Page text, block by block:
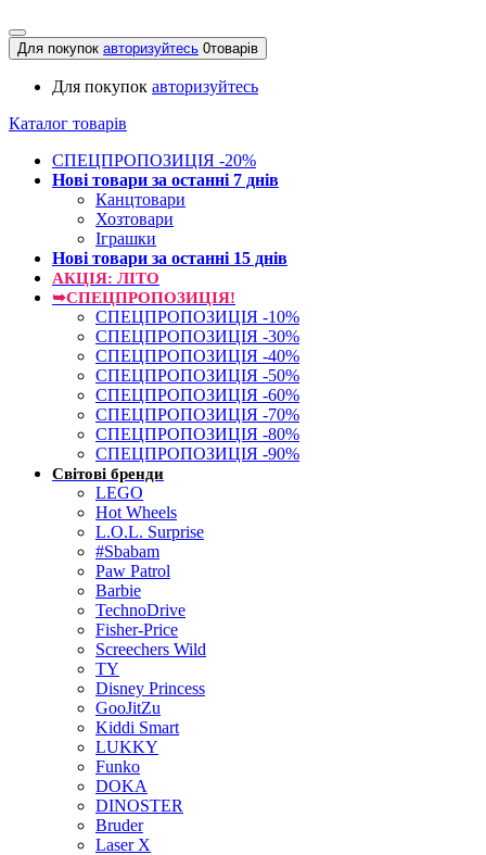
Для покупок авторизуйтесь 0товарів
Для покупок авторизуйтесь
Каталог товарів
СПЕЦПРОПОЗИЦІЯ -20%
Нові товари за останнi 7 днiв
Канцтовари
Хозтовари
Іграшки
Нові товари за останнi 15 днiв
АКЦІЯ: ЛІТО
➥СПЕЦПРОПОЗИЦІЯ!
СПЕЦПРОПОЗИЦІЯ -10%
СПЕЦПРОПОЗИЦІЯ -30%
СПЕЦПРОПОЗИЦІЯ -40%
СПЕЦПРОПОЗИЦІЯ -50%
СПЕЦПРОПОЗИЦІЯ -60%
СПЕЦПРОПОЗИЦІЯ -70%
СПЕЦПРОПОЗИЦІЯ -80%
СПЕЦПРОПОЗИЦІЯ -90%
Світові бренди
LEGO
Hot Wheels
L.O.L. Surprise
#Sbabam
Paw Patrol
Barbie
TechnoDrive
Fisher-Price
Screechers Wild
TY
Disney Princess
GooJitZu
Kiddi Smart
LUKKY
Funko
DOKA
DINOSTER
Bruder
Laser X